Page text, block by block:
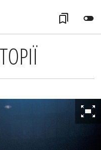
toggle_off
bookmarks